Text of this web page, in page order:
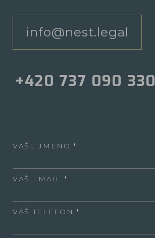
info@nest.legal
+420 737 090 330
VAŠE JMÉNO
VÁŠ EMAIL
VÁŠ TELEFON